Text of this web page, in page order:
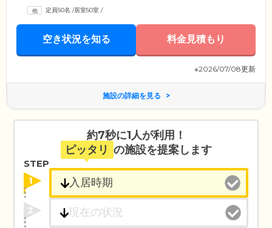
定員50名 /居室50室 /
空き状況を知る 料金見積もり
※2026/07/08更新
施設の詳細を見る
約7秒に1人が利用！
ピッタリ の施設を提案します
STEP
1
2